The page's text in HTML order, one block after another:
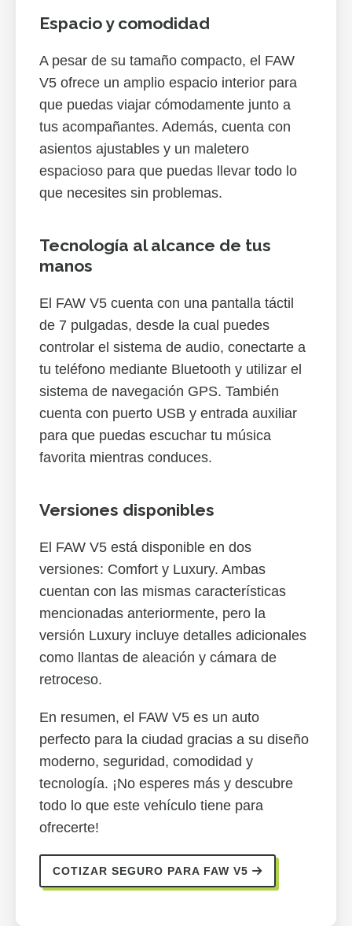
Espacio y comodidad
A pesar de su tamaño compacto, el FAW
V5 ofrece un amplio espacio interior para
que puedas viajar cómodamente junto a
tus acompañantes. Además, cuenta con
asientos ajustables y un maletero
espacioso para que puedas llevar todo lo
que necesites sin problemas.
Tecnología al alcance de tus
manos
El FAW V5 cuenta con una pantalla táctil
de 7 pulgadas, desde la cual puedes
controlar el sistema de audio, conectarte a
tu teléfono mediante Bluetooth y utilizar el
sistema de navegación GPS. También
cuenta con puerto USB y entrada auxiliar
para que puedas escuchar tu música
favorita mientras conduces.
Versiones disponibles
El FAW V5 está disponible en dos
versiones: Comfort y Luxury. Ambas
cuentan con las mismas características
mencionadas anteriormente, pero la
versión Luxury incluye detalles adicionales
como llantas de aleación y cámara de
retroceso.
En resumen, el FAW V5 es un auto
perfecto para la ciudad gracias a su diseño
moderno, seguridad, comodidad y
tecnología. ¡No esperes más y descubre
todo lo que este vehículo tiene para
ofrecerte!
COTIZAR SEGURO PARA FAW V5